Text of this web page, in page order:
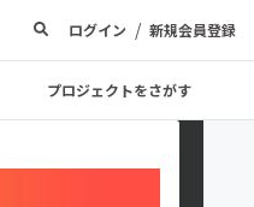
ログイン / 新規会員登録
プロジェクトをさがす